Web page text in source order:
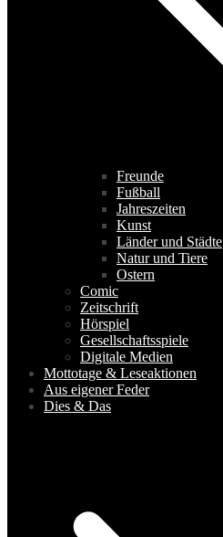
Freunde
Fußball
Jahreszeiten
Kunst
Länder und Städte
Natur und Tiere
Ostern
Comic
Zeitschrift
Hörspiel
Gesellschaftsspiele
Digitale Medien
Mottotage & Leseaktionen
Aus eigener Feder
Dies & Das